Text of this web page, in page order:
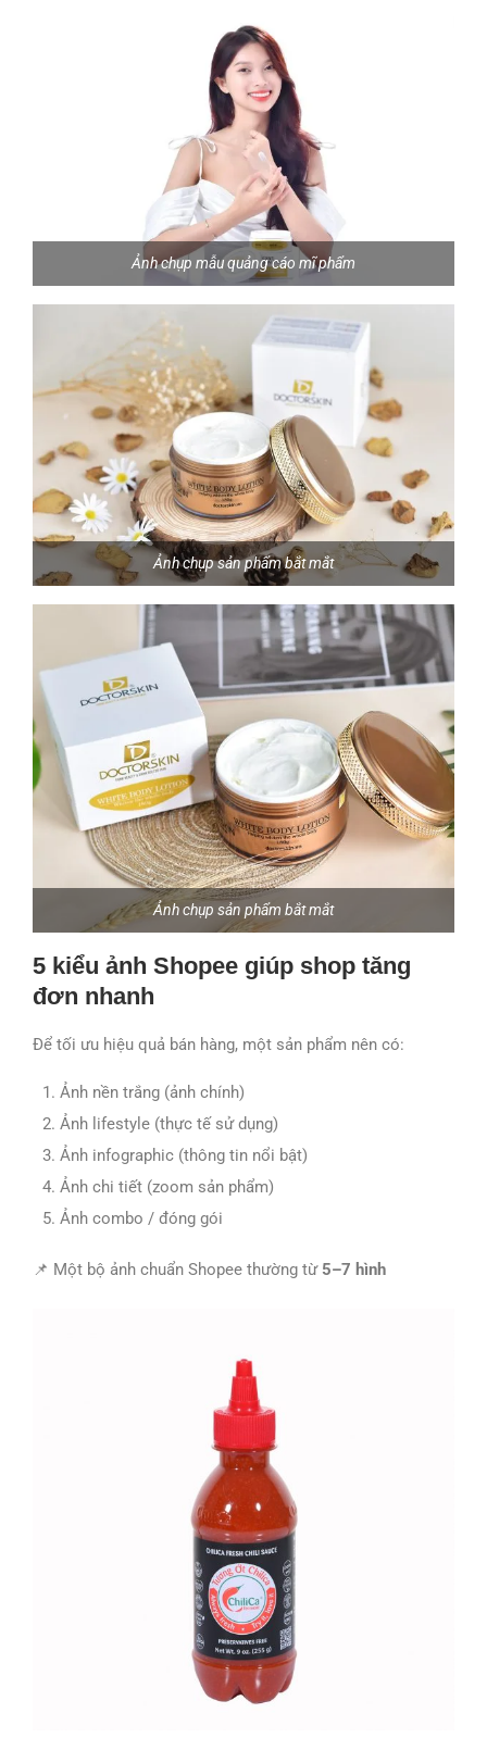
Ảnh chụp mẫu quảng cáo mĩ phẩm
Ảnh chụp sản phẩm bắt mắt
Ảnh chụp sản phẩm bắt mắt
5 kiểu ảnh Shopee giúp shop tăng
đơn nhanh
Để tối ưu hiệu quả bán hàng, một sản phẩm nên có:
Ảnh nền trắng (ảnh chính)
Ảnh lifestyle (thực tế sử dụng)
Ảnh infographic (thông tin nổi bật)
Ảnh chi tiết (zoom sản phẩm)
Ảnh combo / đóng gói
📌 Một bộ ảnh chuẩn Shopee thường từ 5–7 hình